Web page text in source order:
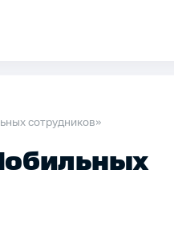
сотрудников»